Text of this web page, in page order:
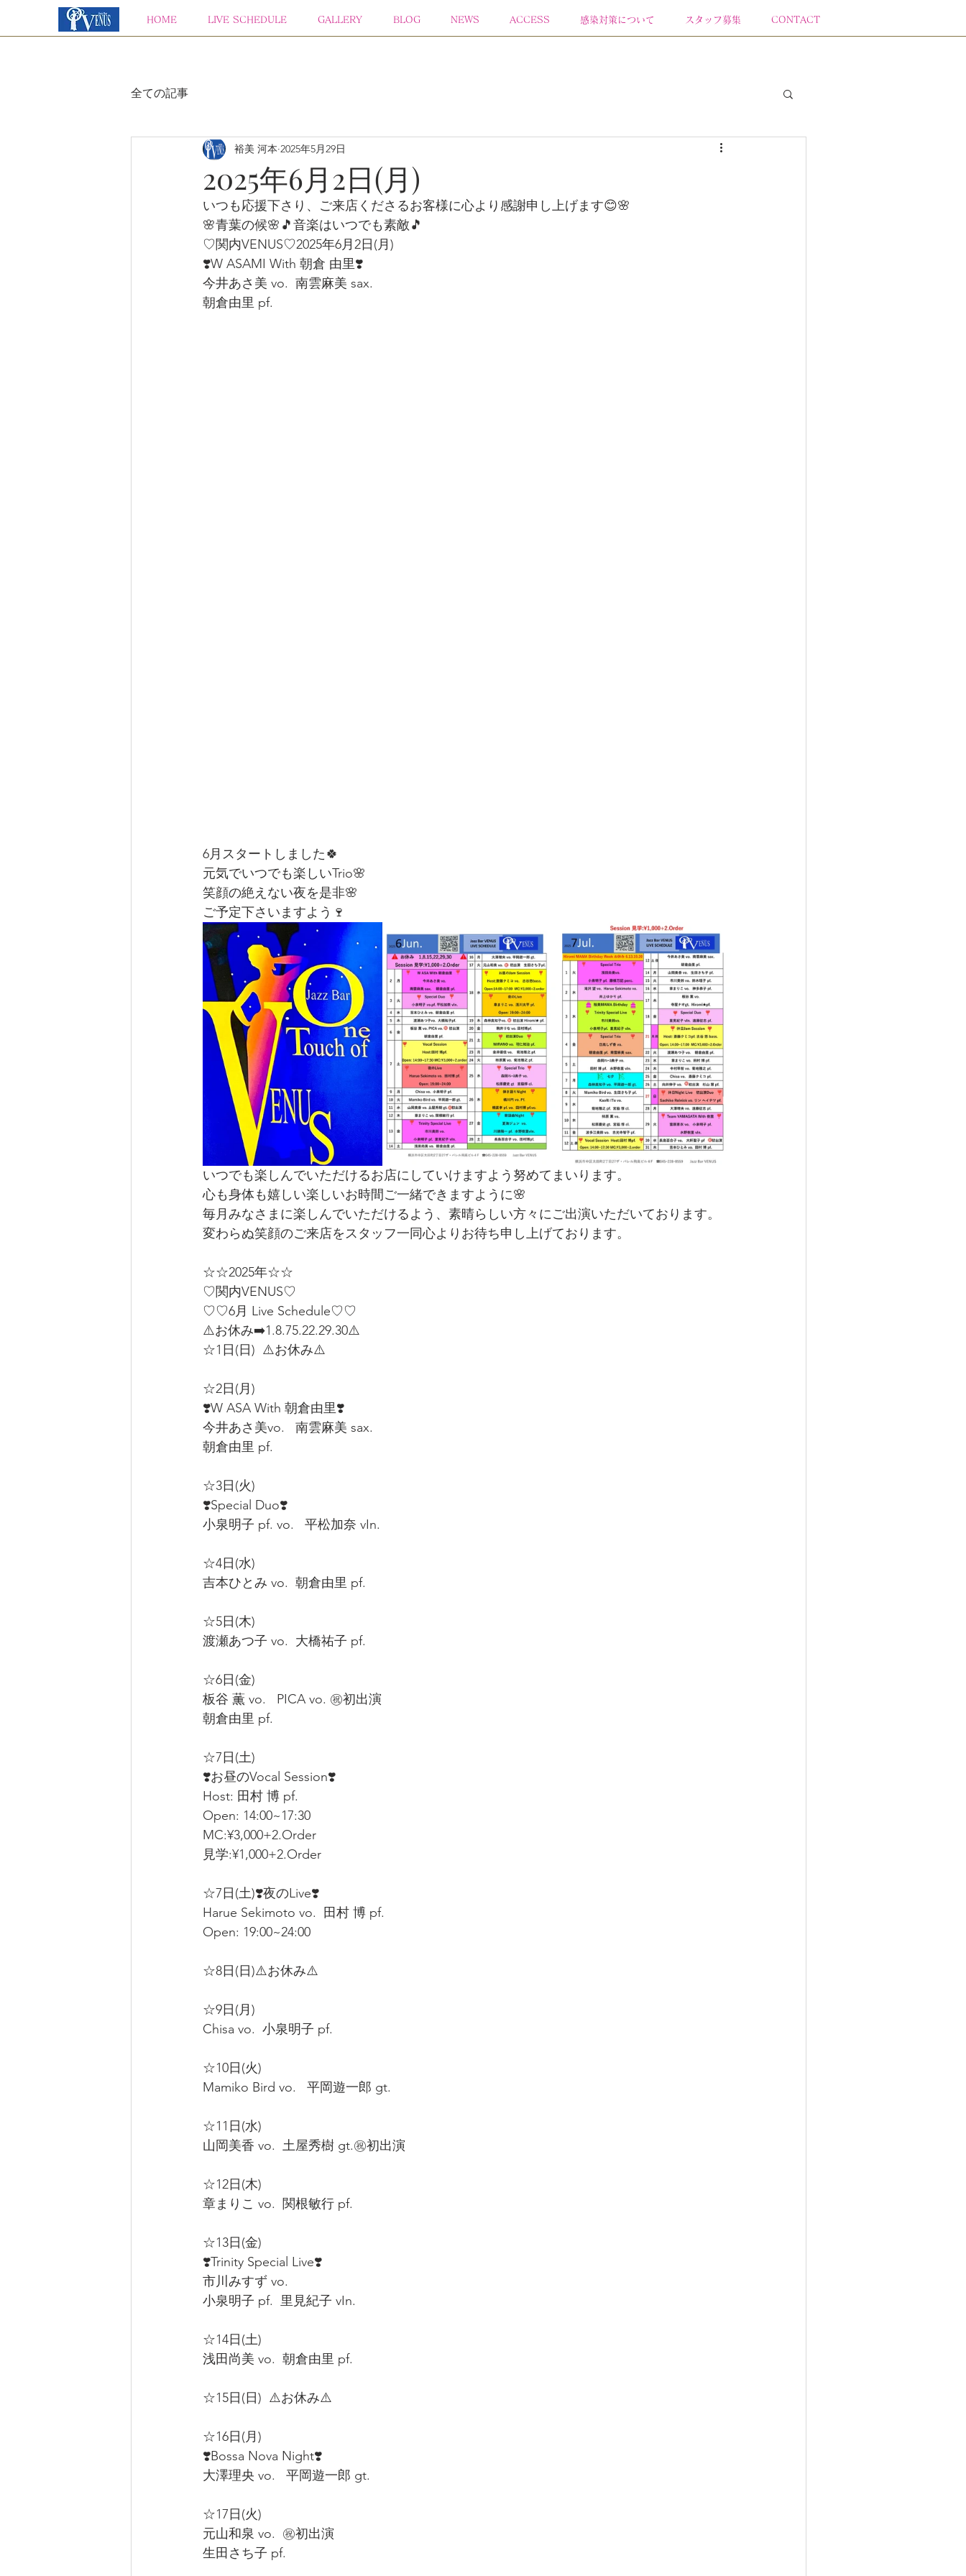
HOME LIVE SCHEDULE GALLERY BLOG NEWS ACCESS 感染対策について スタッフ募集 CONTACT
全ての記事
2025年6月2日(月)
裕美 河本 2025年5月29日
いつも応援下さり、ご来店くださるお客様に心より感謝申し上げます😊🌸
🌸青葉の候🌸🎵音楽はいつでも素敵🎵
♡関内VENUS♡2025年6月2日(月)
❣️W ASAMI With 朝倉 由里❣️
今井あさ美 vo.  南雲麻美 sax.
朝倉由里 pf.
6月スタートしました🍀
元気でいつでも楽しいTrio🌸
笑顔の絶えない夜を是非🌸
ご予定下さいますよう🍷
いつでも楽しんでいただけるお店にしていけますよう努めてまいります。
心も身体も嬉しい楽しいお時間ご一緒できますように🌸
毎月みなさまに楽しんでいただけるよう、素晴らしい方々にご出演いただいております。
変わらぬ笑顔のご来店をスタッフ一同心よりお待ち申し上げております。
☆☆2025年☆☆
♡関内VENUS♡
♡♡6月 Live Schedule♡♡
⚠️お休み➡️1.8.75.22.29.30⚠️
☆1日(日)  ⚠️お休み⚠️
☆2日(月)
❣️W ASA With 朝倉由里❣️
今井あさ美vo.   南雲麻美 sax.
朝倉由里 pf.
☆3日(火)
❣️Special Duo❣️
小泉明子 pf. vo.   平松加奈 vIn.
☆4日(水)
吉本ひとみ vo.  朝倉由里 pf.
☆5日(木)
渡瀬あつ子 vo.  大橋祐子 pf.
☆6日(金)
板谷 薫 vo.   PICA vo. ㊗️初出演
朝倉由里 pf.
☆7日(土)
❣️お昼のVocal Session❣️
Host: 田村 博 pf.
Open: 14:00~17:30
MC:¥3,000+2.Order
見学:¥1,000+2.Order
☆7日(土)❣️夜のLive❣️
Harue Sekimoto vo.  田村 博 pf.
Open: 19:00~24:00
☆8日(日)⚠️お休み⚠️
☆9日(月)
Chisa vo.  小泉明子 pf.
☆10日(火)
Mamiko Bird vo.   平岡遊一郎 gt.
☆11日(水)
山岡美香 vo.  土屋秀樹 gt.㊗️初出演
☆12日(木)
章まりこ vo.  関根敏行 pf.
☆13日(金)
❣️Trinity Special Live❣️
市川みすず vo.
小泉明子 pf.  里見紀子 vIn.
☆14日(土)
浅田尚美 vo.  朝倉由里 pf.
☆15日(日)  ⚠️お休み⚠️
☆16日(月)
❣️Bossa Nova Night❣️
大澤理央 vo.   平岡遊一郎 gt.
☆17日(火)
元山和泉 vo.  ㊗️初出演
生田さち子 pf.